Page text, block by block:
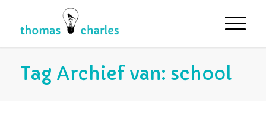
Tag Archief van: school